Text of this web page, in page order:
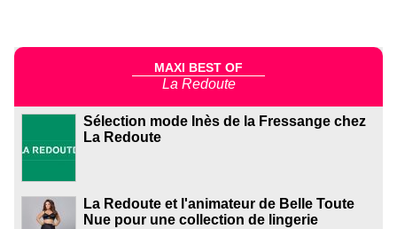
MAXI BEST OF
La Redoute
Sélection mode Inès de la Fressange chez
La Redoute
La Redoute et l'animateur de Belle Toute
Nue pour une collection de lingerie